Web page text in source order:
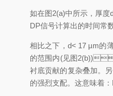
如在图2(a)中所示，
DP信号计算出的时间常数
相比之下，d< 17 µm
的范围内(见图2(b))
衬底贡献的复杂叠加
的强烈支配。这意味着